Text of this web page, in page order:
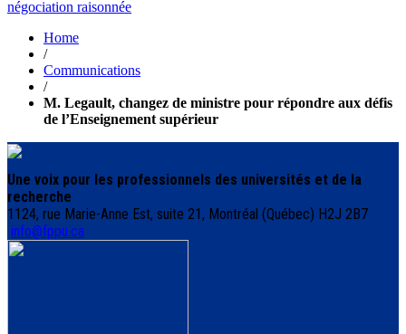
négociation raisonnée
Home
/
Communications
/
M. Legault, changez de ministre pour répondre aux défis
de l’Enseignement supérieur
Une voix pour les professionnels des universités et de la
recherche
1124, rue Marie-Anne Est, suite 21, Montréal (Québec) H2J 2B7
info@fppu.ca